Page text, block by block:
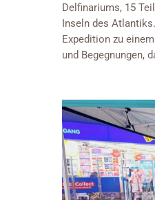
Delfinariums, 15
Inseln des
Expedition zu
und Begegnungen,